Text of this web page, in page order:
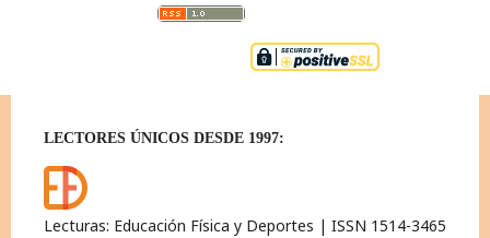
LECTORES ÚNICOS DESDE 1997:
Lecturas: Educación Física y Deportes | ISSN 1514-3465